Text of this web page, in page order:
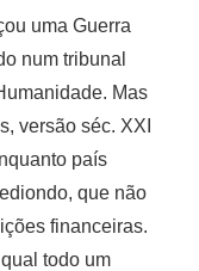
uma Guerra
num tribunal
Mas
versão séc. XXI
país
que não
financeiras.
todo um